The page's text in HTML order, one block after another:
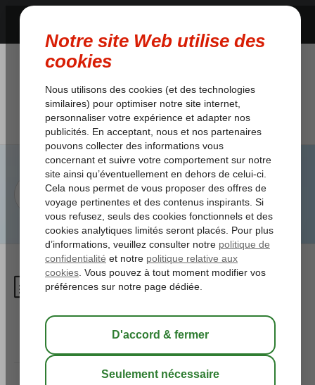
Comment puis-je réserver des
9. Pendant le voyage
Comment puis-je réserver